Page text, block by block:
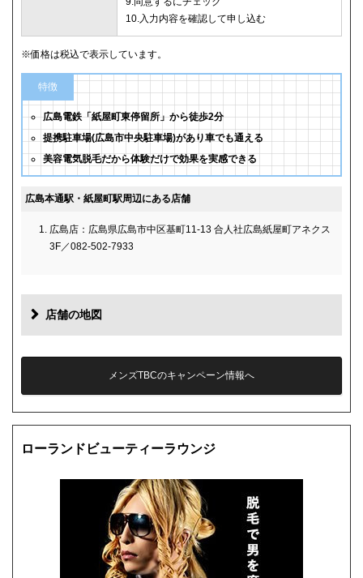
10.入力内容を確認して申し込む
※価格は税込で表示しています。
特徴
広島電鉄「紙屋町東停留所」から徒歩2分
提携駐車場(広島市中央駐車場)があり車でも通える
美容電気脱毛だから体験だけで効果を実感できる
広島本通駅・紙屋町駅周辺にある店舗
広島店：広島県広島市中区基町11-13 合人社広島紙屋町アネクス
3F／082-502-7933
店舗の地図
メンズTBCのキャンペーン情報へ
ローランドビューティーラウンジ